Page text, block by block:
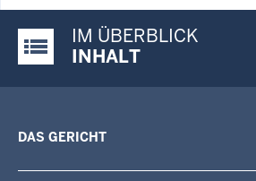
Justiz-Portal im Überblick:
IM ÜBERBLICK
INHALT
DAS GERICHT